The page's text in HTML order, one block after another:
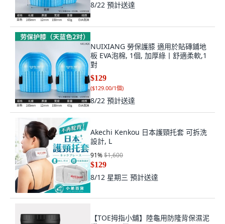
8/22 預計送達
NUIXIANG 勞保護膝 適用於貼磚鋪地
板 EVA泡棉, 1個, 加厚綠丨舒適柔軟,1
對
$129
($129.00/1個)
8/22 預計送達
Akechi Kenkou 日本護頸托套 可拆洗
設計, L
91%$1,600
$129
8/12 星期三 預計送達
【TOE拇指小舖】陸龜用防隆背保濕泥